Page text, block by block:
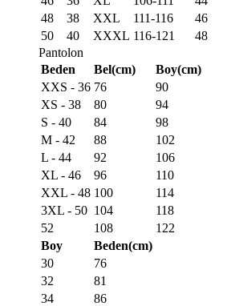
48
38 XXL 111-116
46
50
40 XXXL 116-121
48
Pantolon
Beden
Bel(cm)
Boy(cm)
XXS - 36 76
90
XS - 38
80
94
S - 40
84
98
M - 42
88
102
L - 44
92
106
XL - 46
96
110
XXL - 48 100
114
3XL - 50 104
118
52
108
122
Boy
Beden(cm)
30
76
32
81
34
86